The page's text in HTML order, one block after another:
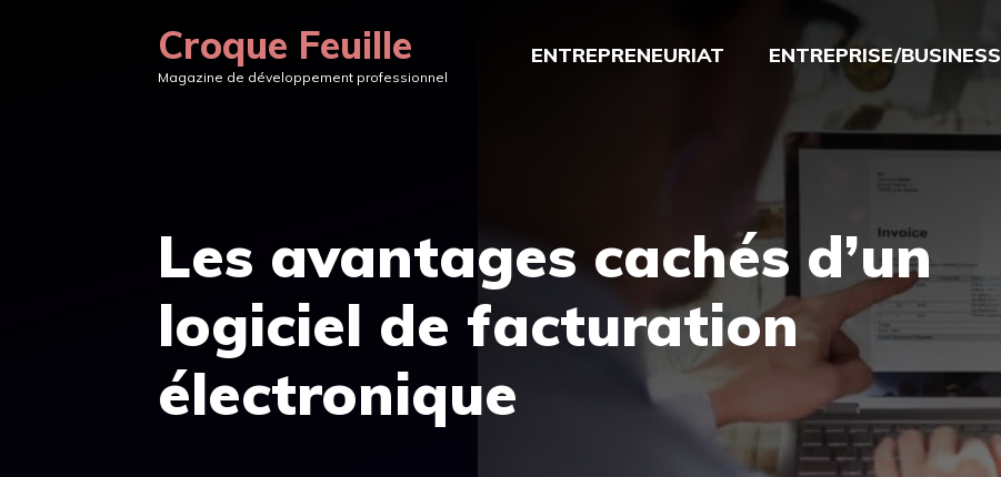
Croque Feuille
Magazine de développement professionnel
ENTREPRENEURIAT ENTREPRISE/BUSINESS
Les avantages cachés d’un
logiciel de facturation
électronique